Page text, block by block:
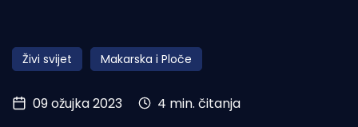
Obala
Otoci
Turizam i nautika
Živi svijet Makarska i Ploče
09 ožujka 2023 4 min. čitanja